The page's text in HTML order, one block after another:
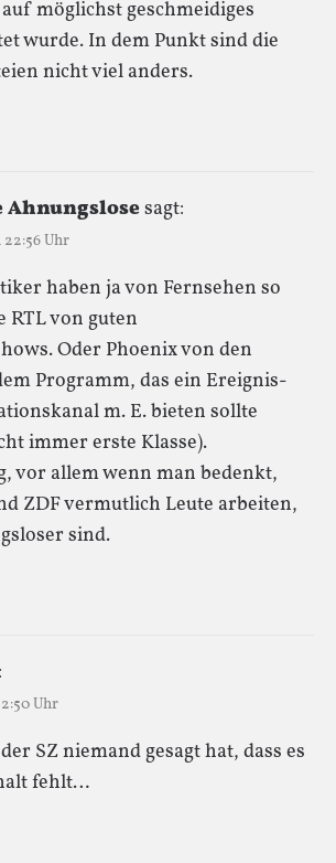
möglichst geschmeidiges
wurde. In dem Punkt sind die
nicht viel anders.
sagt:
22:56 Uhr
haben ja von Fernsehen so
RTL von guten
Oder Phoenix von den
Programm, das ein Ereignis-
m. E. bieten sollte
immer erste Klasse).
vor allem wenn man bedenkt,
ZDF vermutlich Leute arbeiten,
sind.
Uhr
SZ niemand gesagt hat, dass es
fehlt…